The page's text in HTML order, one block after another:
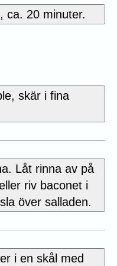
ca. 20 minuter.
skär i fina
Låt rinna av på
riv baconet i
över salladen.
i en skål med